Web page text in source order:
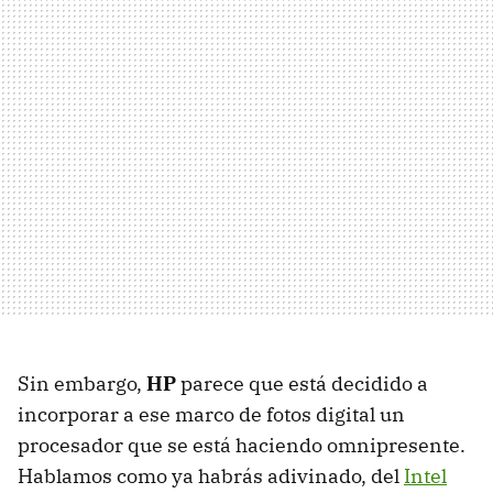
Sin embargo, HPparece que está decidido a
incorporar a ese marco de fotos digital un
procesador que se está haciendo omnipresente.
Hablamos como ya habrás adivinado, del Intel